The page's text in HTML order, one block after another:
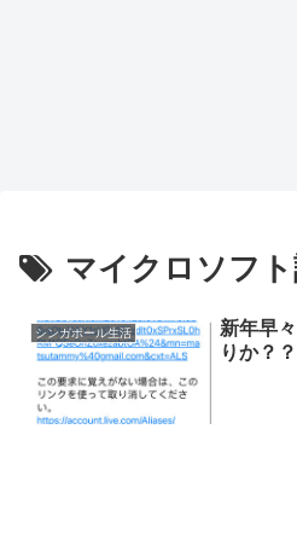
マイクロソフ
シンガポール生活
新年早
りか？？